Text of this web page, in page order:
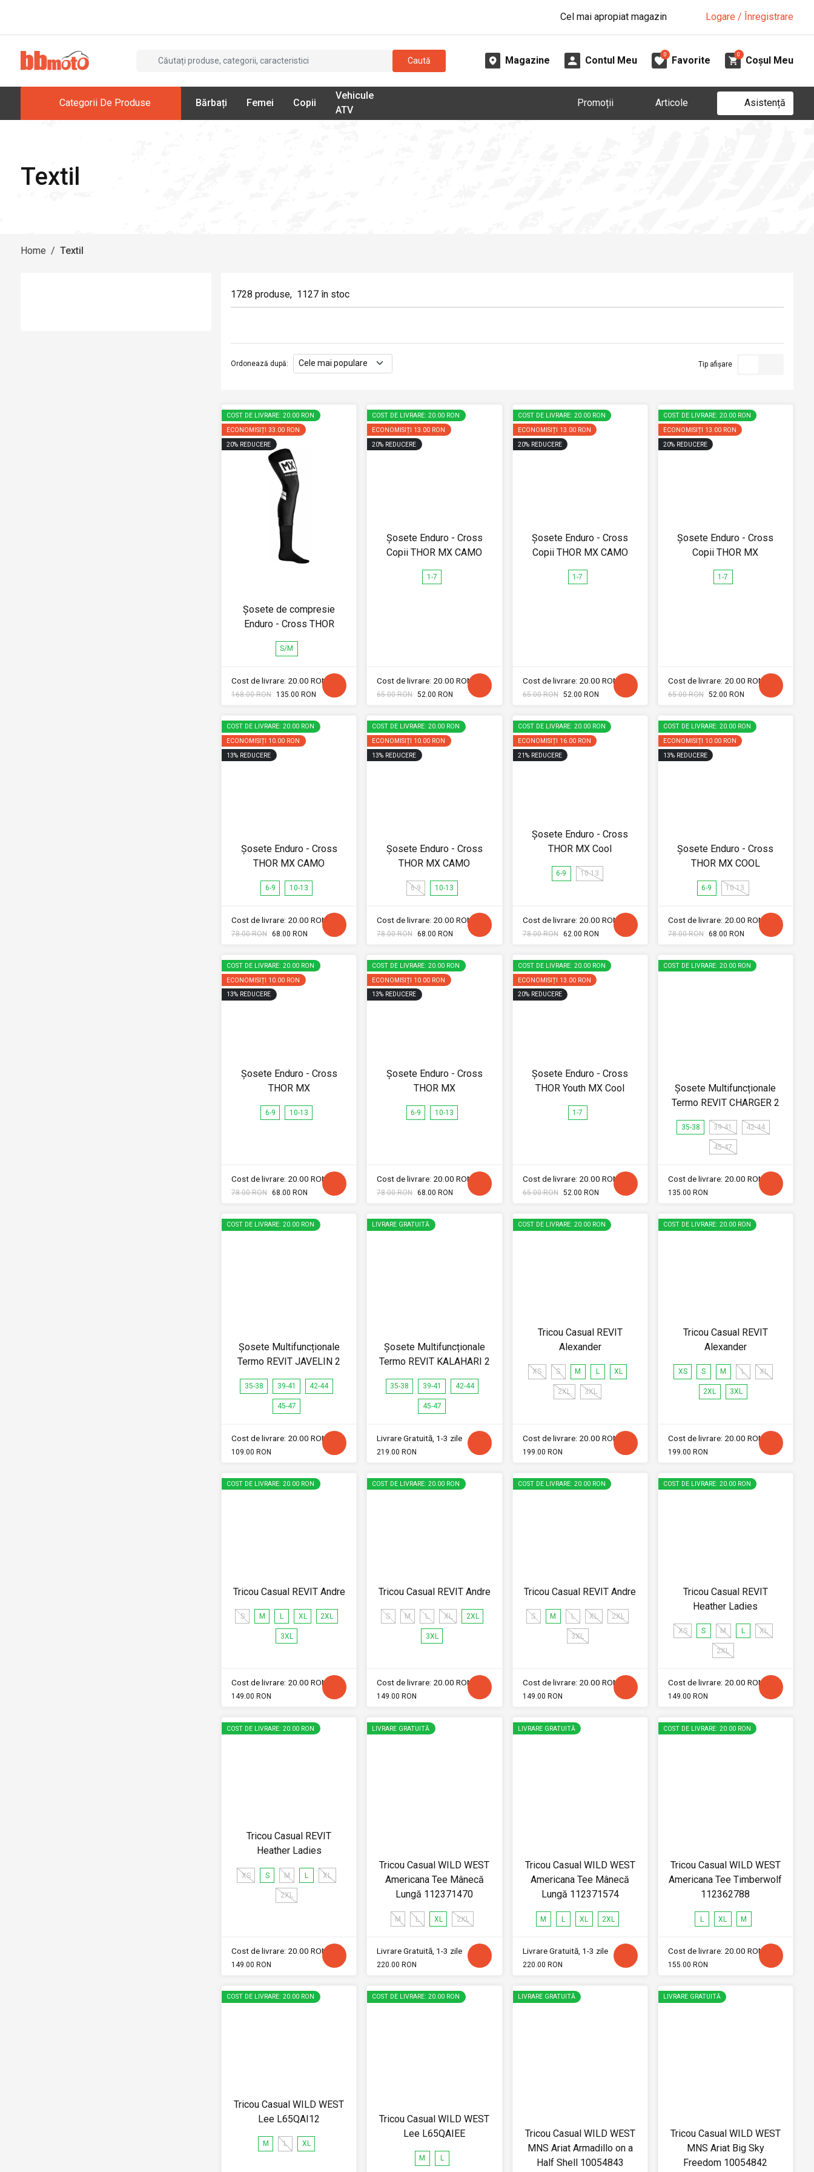
Cel mai apropiat magazin Logare / Înregistrare
Caută Magazine Contul Meu
0
Favorite
0
Coșul Meu
Categorii De Produse Bărbați Femei Copii
Vehicule
ATV
Promoții Articole Asistență
Textil
Home / Textil
1728 produse, 1127 în stoc
Ordonează după: Tip afișare
COST DE LIVRARE: 20.00 RON
ECONOMISIȚI 33.00 RON
20% REDUCERE
Șosete de compresie
Enduro - Cross THOR
S/M
Cost de livrare: 20.00 RON
168.00 RON 135.00 RON
COST DE LIVRARE: 20.00 RON
ECONOMISIȚI 13.00 RON
20% REDUCERE
Șosete Enduro - Cross
Copii THOR MX CAMO
1-7
Cost de livrare: 20.00 RON
65.00 RON 52.00 RON
COST DE LIVRARE: 20.00 RON
ECONOMISIȚI 13.00 RON
20% REDUCERE
Șosete Enduro - Cross
Copii THOR MX CAMO
1-7
Cost de livrare: 20.00 RON
65.00 RON 52.00 RON
COST DE LIVRARE: 20.00 RON
ECONOMISIȚI 13.00 RON
20% REDUCERE
Șosete Enduro - Cross
Copii THOR MX
1-7
Cost de livrare: 20.00 RON
65.00 RON 52.00 RON
COST DE LIVRARE: 20.00 RON
ECONOMISIȚI 10.00 RON
13% REDUCERE
Șosete Enduro - Cross
THOR MX CAMO
6-9 10-13
Cost de livrare: 20.00 RON
78.00 RON 68.00 RON
COST DE LIVRARE: 20.00 RON
ECONOMISIȚI 10.00 RON
13% REDUCERE
Șosete Enduro - Cross
THOR MX CAMO
6-9 10-13
Cost de livrare: 20.00 RON
78.00 RON 68.00 RON
COST DE LIVRARE: 20.00 RON
ECONOMISIȚI 16.00 RON
21% REDUCERE
Șosete Enduro - Cross
THOR MX Cool
6-9 10-13
Cost de livrare: 20.00 RON
78.00 RON 62.00 RON
COST DE LIVRARE: 20.00 RON
ECONOMISIȚI 10.00 RON
13% REDUCERE
Șosete Enduro - Cross
THOR MX COOL
6-9 10-13
Cost de livrare: 20.00 RON
78.00 RON 68.00 RON
COST DE LIVRARE: 20.00 RON
ECONOMISIȚI 10.00 RON
13% REDUCERE
Șosete Enduro - Cross
THOR MX
6-9 10-13
Cost de livrare: 20.00 RON
78.00 RON 68.00 RON
COST DE LIVRARE: 20.00 RON
ECONOMISIȚI 10.00 RON
13% REDUCERE
Șosete Enduro - Cross
THOR MX
6-9 10-13
Cost de livrare: 20.00 RON
78.00 RON 68.00 RON
COST DE LIVRARE: 20.00 RON
ECONOMISIȚI 13.00 RON
20% REDUCERE
Șosete Enduro - Cross
THOR Youth MX Cool
1-7
Cost de livrare: 20.00 RON
65.00 RON 52.00 RON
COST DE LIVRARE: 20.00 RON
Șosete Multifuncționale
Termo REVIT CHARGER 2
35-38 39-41 42-44
45-47
Cost de livrare: 20.00 RON
135.00 RON
COST DE LIVRARE: 20.00 RON
Șosete Multifuncționale
Termo REVIT JAVELIN 2
35-38 39-41 42-44
45-47
Cost de livrare: 20.00 RON
109.00 RON
LIVRARE GRATUITĂ
Șosete Multifuncționale
Termo REVIT KALAHARI 2
35-38 39-41 42-44
45-47
Livrare Gratuită, 1-3 zile
219.00 RON
COST DE LIVRARE: 20.00 RON
Tricou Casual REVIT
Alexander
XS S M L XL
2XL 3XL
Cost de livrare: 20.00 RON
199.00 RON
COST DE LIVRARE: 20.00 RON
Tricou Casual REVIT
Alexander
XS S M L XL
2XL 3XL
Cost de livrare: 20.00 RON
199.00 RON
COST DE LIVRARE: 20.00 RON
Tricou Casual REVIT Andre
S M L XL 2XL
3XL
Cost de livrare: 20.00 RON
149.00 RON
COST DE LIVRARE: 20.00 RON
Tricou Casual REVIT Andre
S M L XL 2XL
3XL
Cost de livrare: 20.00 RON
149.00 RON
COST DE LIVRARE: 20.00 RON
Tricou Casual REVIT Andre
S M L XL 2XL
3XL
Cost de livrare: 20.00 RON
149.00 RON
COST DE LIVRARE: 20.00 RON
Tricou Casual REVIT
Heather Ladies
XS S M L XL
2XL
Cost de livrare: 20.00 RON
149.00 RON
COST DE LIVRARE: 20.00 RON
Tricou Casual REVIT
Heather Ladies
XS S M L XL
2XL
Cost de livrare: 20.00 RON
149.00 RON
LIVRARE GRATUITĂ
Tricou Casual WILD WEST
Americana Tee Mânecă
Lungă 112371470
M L XL 2XL
Livrare Gratuită, 1-3 zile
220.00 RON
LIVRARE GRATUITĂ
Tricou Casual WILD WEST
Americana Tee Mânecă
Lungă 112371574
M L XL 2XL
Livrare Gratuită, 1-3 zile
220.00 RON
COST DE LIVRARE: 20.00 RON
Tricou Casual WILD WEST
Americana Tee Timberwolf
112362788
L XL M
Cost de livrare: 20.00 RON
155.00 RON
COST DE LIVRARE: 20.00 RON
Tricou Casual WILD WEST
Lee L65QAI12
M L XL
COST DE LIVRARE: 20.00 RON
Tricou Casual WILD WEST
Lee L65QAIEE
M L
LIVRARE GRATUITĂ
Tricou Casual WILD WEST
MNS Ariat Armadillo on a
Half Shell 10054843
LIVRARE GRATUITĂ
Tricou Casual WILD WEST
MNS Ariat Big Sky
Freedom 10054842